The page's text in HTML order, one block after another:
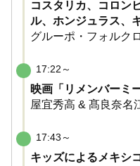
コスタリカ、コロン
ル、ホンジュラス、
グルーポ・フォルク
17:22～
映画「リメンバーミ
屋宜秀高 & 髙良奈名
17:43～
キッズによるメキシ